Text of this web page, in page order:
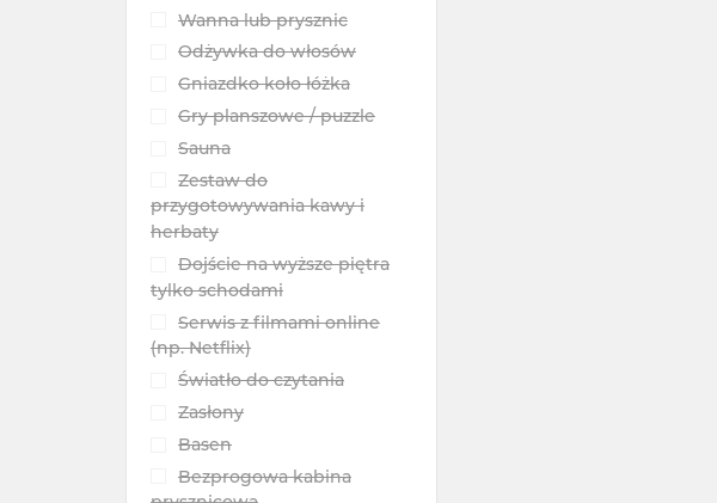
Wanna lub prysznic
Odżywka do włosów
Gniazdko koło łóżka
Gry planszowe / puzzle
Sauna
Zestaw do
przygotowywania kawy i
herbaty
Dojście na wyższe piętra
tylko schodami
Serwis z filmami online
(np. Netflix)
Światło do czytania
Zasłony
Basen
Bezprogowa kabina